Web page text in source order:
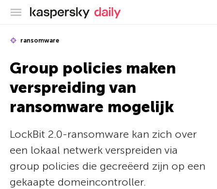
Kaspersky official blog
ransomware
Group policies maken
verspreiding van
ransomware mogelijk
LockBit 2.0-ransomware kan zich over
een lokaal netwerk verspreiden via
group policies die gecreëerd zijn op een
gekaapte domeincontroller.